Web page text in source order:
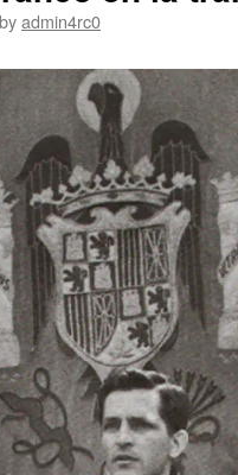
byadmin4rc0